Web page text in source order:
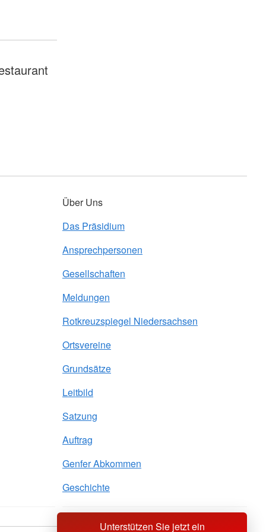
Unterstützen Sie jetzt ein
Über Uns
Das Präsidium
Ansprechpersonen
Gesellschaften
Meldungen
Rotkreuzspiegel Niedersachsen
Ortsvereine
Grundsätze
Leitbild
Satzung
Auftrag
Genfer Abkommen
Geschichte